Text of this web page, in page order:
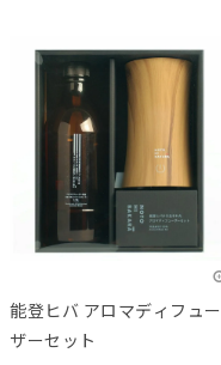
能登ヒバ アロマディフュー
ザーセット